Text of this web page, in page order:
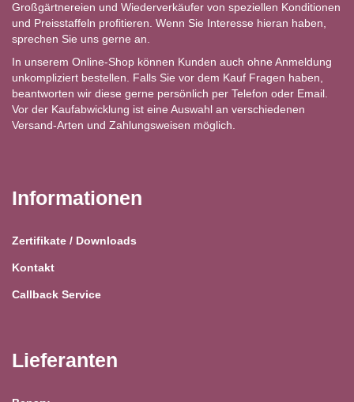
Großgärtnereien und Wiederverkäufer von speziellen Konditionen
und Preisstaffeln profitieren. Wenn Sie Interesse hieran haben,
sprechen Sie uns gerne an.
In unserem Online-Shop können Kunden auch ohne Anmeldung
unkompliziert bestellen. Falls Sie vor dem Kauf Fragen haben,
beantworten wir diese gerne persönlich per Telefon oder Email.
Vor der Kaufabwicklung ist eine Auswahl an verschiedenen
Versand-Arten und Zahlungsweisen möglich.
Informationen
Zertifikate / Downloads
Kontakt
Callback Service
Lieferanten